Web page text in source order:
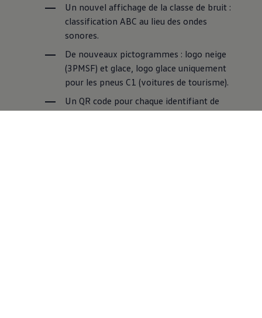
Un nouvel affichage de la classe de bruit :
classification ABC au lieu des ondes
sonores.
De nouveaux pictogrammes : logo neige
(3PMSF) et glace, logo glace uniquement
pour les pneus C1 (voitures de tourisme).
Un QR code pour chaque identifiant de
type de pneu, avec lien vers la base de